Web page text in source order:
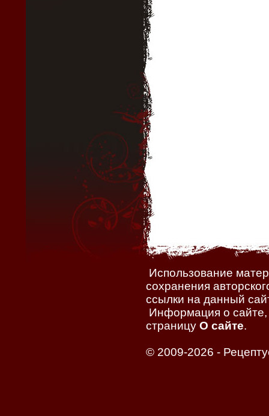
Использование
сохранения
ссылки на данный
Информация о сайте,
страницу О сайте.
© 2009-2026 -